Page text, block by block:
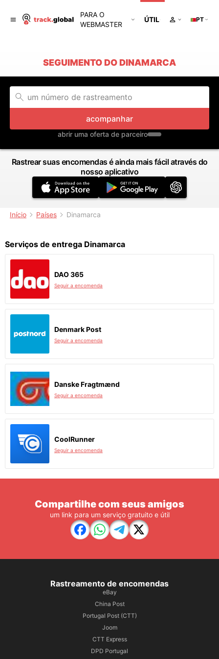
PARA O
WEBMASTER
ÚTIL PT
SEGUIMENTO DO DINAMARCA
acompanhar
abrir uma oferta de parceiro
Rastrear suas encomendas é ainda mais fácil através do
nosso aplicativo
Início Países Dinamarca
Serviços de entrega Dinamarca
DAO 365
Seguir a encomenda
Denmark Post
Seguir a encomenda
Danske Fragtmænd
Seguir a encomenda
CoolRunner
Seguir a encomenda
Compartilhe com seus amigos
um link para um serviço gratuito e útil
Rastreamento de encomendas
eBay
China Post
Portugal Post (CTT)
Joom
CTT Express
DPD Portugal